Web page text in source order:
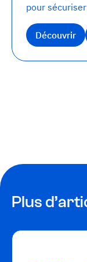
pour
Découvrir
Découvrir
Plus